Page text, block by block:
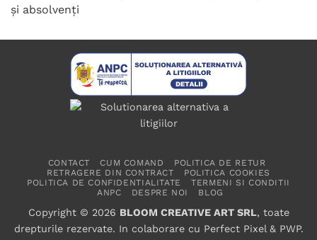
și absolvenți
CONTACT CUM COMAND
POLITICA DE RETUR
RETRAGERE DIN CONTRACT
POLITICA COOKIES
POLITICA DE CONFIDENTIALITATE
TERMENI SI CONDITII
ANPC
DESPRE NOI BLOG
Copyright © 2026 BLOOM CREATIVE ART SRL, toate
drepturile rezervate. In colaborare cu Perfect Pixel& PWP.